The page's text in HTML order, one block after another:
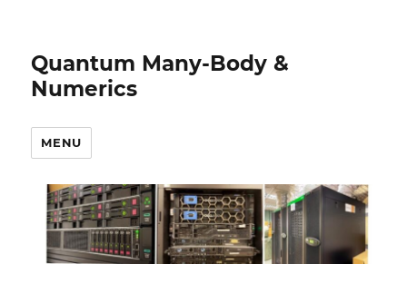
Quantum Many-Body &
Numerics
MENU